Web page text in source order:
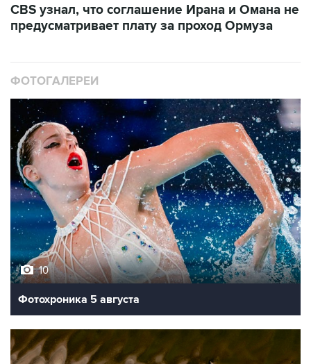
CBS узнал, что соглашение Ирана и Омана не
предусматривает плату за проход Ормуза
ФОТОГАЛЕРЕИ
10
Фотохроника 5 августа